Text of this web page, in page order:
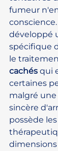
fumeur
conscience.
développé
spécifique
le
cachés qui
certaines
malgré
sincère
possède